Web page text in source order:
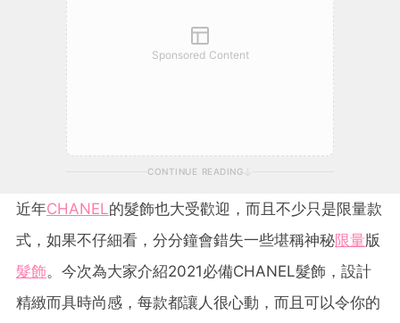
Sponsored Content
CONTINUE READING
近年CHANEL的髮飾也大受歡迎，而且不少只是限量款
式，如果不仔細看，分分鐘會錯失一些堪稱神秘限量版
髮飾。今次為大家介紹2021必備CHANEL髮飾，設計
精緻而具時尚感，每款都讓人很心動，而且可以令你的